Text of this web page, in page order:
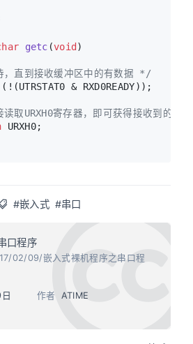
getc (void )
直到接收缓冲区中的有数据 */
& RXD0READY));
取URXH0寄存器，即可获得接收到的数
URXH0;
#嵌入式 #串口
口程序
02/09/嵌入式裸机程序之串口程
作者 ATIME